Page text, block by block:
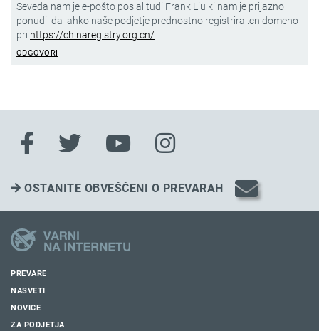
Seveda nam je e-pošto poslal tudi Frank Liu ki nam je prijazno
ponudil da lahko naše podjetje prednostno registrira .cn domeno
pri https://chinaregistry.org.cn/
ODGOVORI
OSTANITE OBVEŠČENI O PREVARAH
PREVARE
NASVETI
NOVICE
ZA PODJETJA